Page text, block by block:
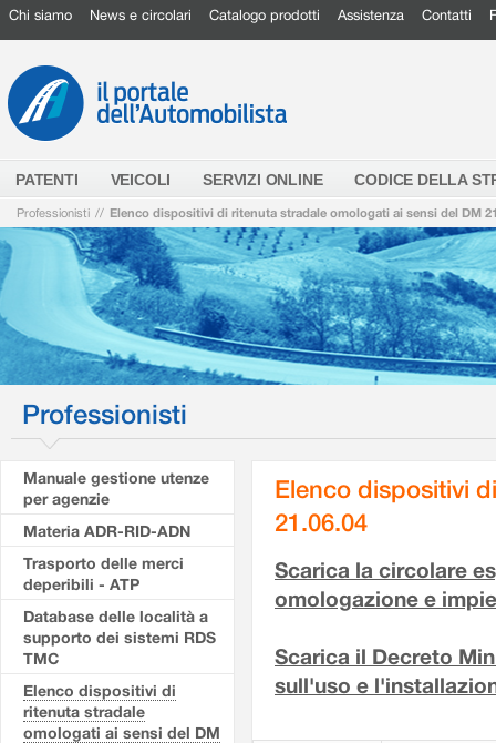
Chi siamo News e circolari Catalogo prodotti Assistenza Contatti
PATENTI VEICOLI SERVIZI ONLINE CODICE DELLA
Professionisti // Elenco dispositivi di ritenuta stradale omologati ai sensi del DM
Professionisti
Manuale gestione utenze
per agenzie
Materia ADR-RID-ADN
Trasporto delle merci
deperibili - ATP
Database delle località a
supporto dei sistemi RDS
TMC
Elenco dispositivi di
ritenuta stradale
omologati ai sensi del DM
Elenco dispositivi
21.06.04
Scarica la circolare
omologazione e
Scarica il Decreto
sull'uso e